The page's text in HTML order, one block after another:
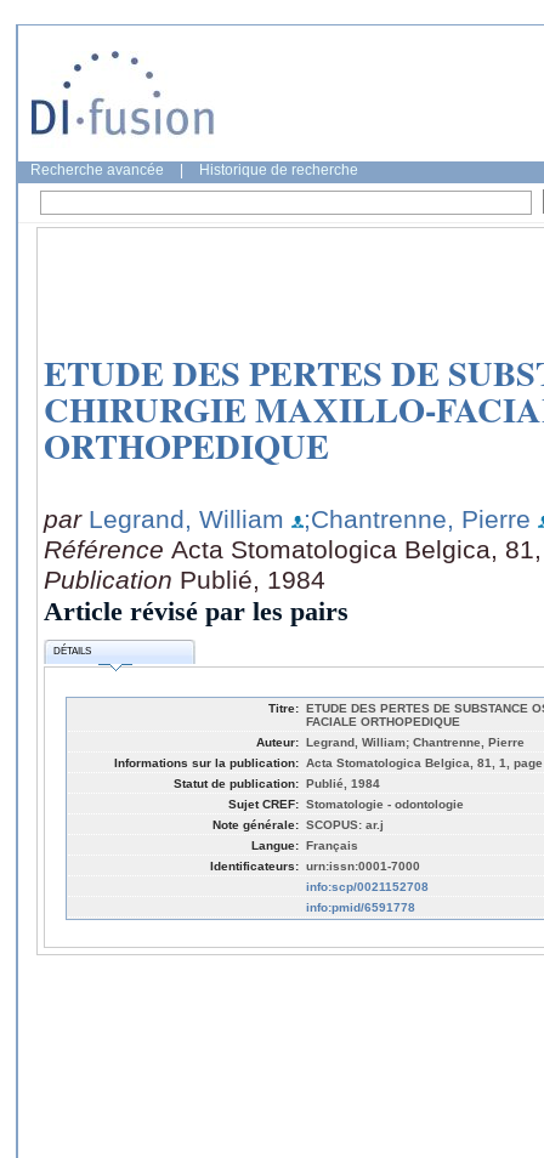
Recherche avancée Historique de recherche
ETUDE DES PERTES DE
CHIRURGIE MAXILLO-
ORTHOPEDIQUE
par Legrand, William
;Chantrenne, Pierre
Référence Acta Stomatologica Belgica,
Publication Publié, 1984
Article révisé par les pairs
DÉTAILS
Titre: ETUDE DES PERTES DE SUBSTANCE
FACIALE ORTHOPEDIQUE
Auteur: Legrand, William; Chantrenne, Pierre
Informations sur la publication: Acta Stomatologica Belgica, 81, 1, page
Statut de publication: Publié, 1984
Sujet CREF: Stomatologie - odontologie
Note générale: SCOPUS: ar.j
Langue: Français
Identificateurs: urn:issn:0001-7000
info:scp/0021152708
info:pmid/6591778